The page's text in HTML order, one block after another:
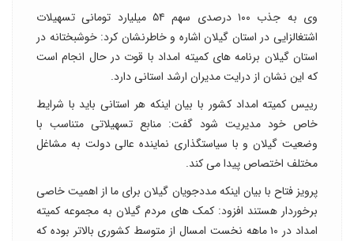
وی به جذب ۱۰۰ درصدی سهم ۵۴ میلیارد تومانی تسهیلات
اشتغالزایی در استان گیلان اشاره و خاطرنشان کرد: خوشبختانه در
استان گیلان برنامه های کمیته امداد با قوت در حال انجام است
که این نشان از درایت مدیران ارشد استانی دارد.
رییس کمیته امداد کشور با بیان اینکه هر استانی باید با شرایط
خاص خود مدیریت شود گفت: منابع تسهیلاتی متناسب با
وضعیت گیلان و با سیاستگذاری نماینده عالی دولت به مشاغل
مختلف اختصاص پیدا می کند.
پرویز فتاح با بیان اینکه مددجویان گیلان برای ما از اهمیت خاصی
برخوردار هستند افزود: کمک های مردم گیلان به مجموعه کمیته
امداد در ۱۰ ماهه نخست امسال از متوسط کشوری بالاتر بوده که